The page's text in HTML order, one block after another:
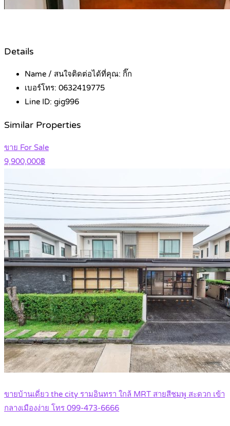
Details
Name / สนใจติดต่อได้ที่คุณ: กิ๊ก
เบอร์โทร: 0632419775
Line ID: gig996
Similar Properties
ขาย For Sale
9,900,000฿
ขายบ้านเดี่ยว the city รามอินทรา ใกล้ MRT สายสีชมพู สะดวก เข้า
กลางเมืองง่าย โทร 099-473-6666